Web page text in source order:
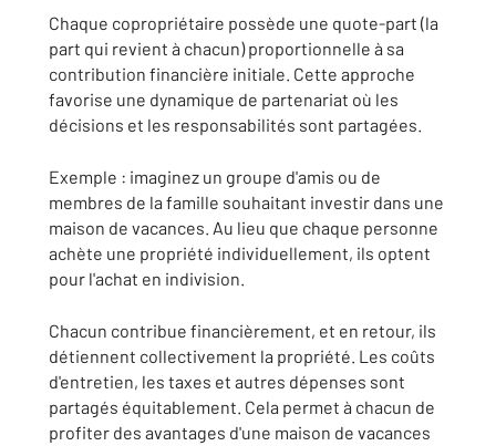
Chaque copropriétaire possède une quote-part (la
part qui revient à chacun) proportionnelle à sa
contribution financière initiale. Cette approche
favorise une dynamique de partenariat où les
décisions et les responsabilités sont partagées.
Exemple : imaginez un groupe d'amis ou de
membres de la famille souhaitant investir dans une
maison de vacances. Au lieu que chaque personne
achète une propriété individuellement, ils optent
pour l'achat en indivision.
Chacun contribue financièrement, et en retour, ils
détiennent collectivement la propriété. Les coûts
d'entretien, les taxes et autres dépenses sont
partagés équitablement. Cela permet à chacun de
profiter des avantages d'une maison de vacances